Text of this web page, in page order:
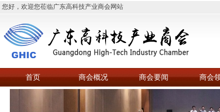
您好，欢迎您莅临广东高科技产业商会网站
首页 商会概况 商会要闻 商会